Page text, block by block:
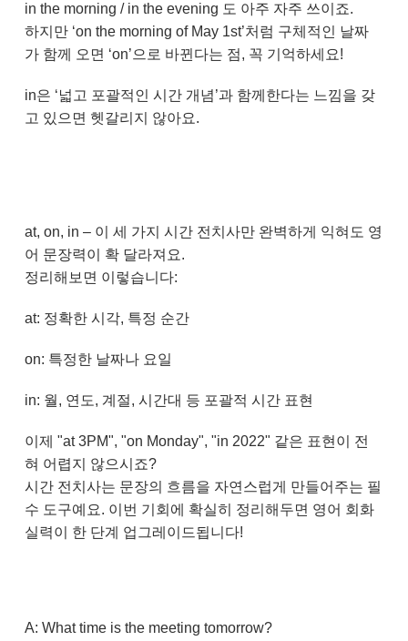
in the morning / in the evening 도 아주 자주 쓰이죠.
하지만 ‘on the morning of May 1st’처럼 구체적인 날짜
가 함께 오면 ‘on’으로 바뀐다는 점, 꼭 기억하세요!
in은 ‘넓고 포괄적인 시간 개념’과 함께한다는 느낌을 갖
고 있으면 헷갈리지 않아요.
at, on, in – 이 세 가지 시간 전치사만 완벽하게 익혀도 영
어 문장력이 확 달라져요.
정리해보면 이렇습니다:
at: 정확한 시각, 특정 순간
on: 특정한 날짜나 요일
in: 월, 연도, 계절, 시간대 등 포괄적 시간 표현
이제 "at 3PM", "on Monday", "in 2022" 같은 표현이 전
혀 어렵지 않으시죠?
시간 전치사는 문장의 흐름을 자연스럽게 만들어주는 필
수 도구예요. 이번 기회에 확실히 정리해두면 영어 회화
실력이 한 단계 업그레이드됩니다!
A: What time is the meeting tomorrow?